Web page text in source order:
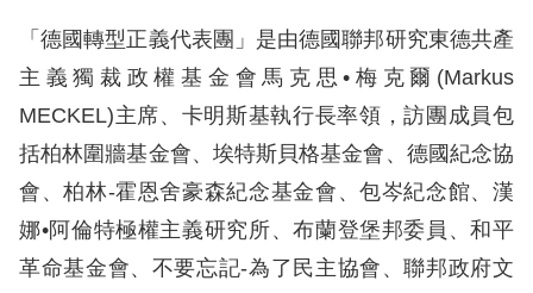
資
料
開
放
宣
告
「德國轉型正義代表團」是由德國聯邦研究東德共產
主義獨裁政權基金會馬克思•梅克爾(Markus
MECKEL)主席、卡明斯基執行長率領，訪團成員包
括柏林圍牆基金會、埃特斯貝格基金會、德國紀念協
會、柏林-霍恩舍豪森紀念基金會、包岑紀念館、漢
娜•阿倫特極權主義研究所、布蘭登堡邦委員、和平
革命基金會、不要忘記-為了民主協會、聯邦政府文